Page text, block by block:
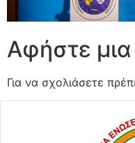
Αφήστε
Για να σχολιάσετε